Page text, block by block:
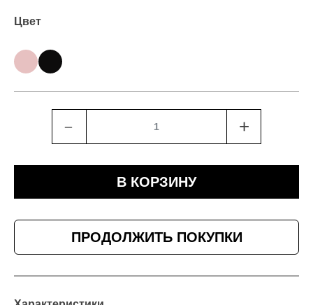
Цвет
﹣ +
В КОРЗИНУ
ПРОДОЛЖИТЬ ПОКУПКИ